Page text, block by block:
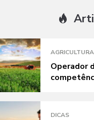
AGRICULTURA
Operador
DICAS